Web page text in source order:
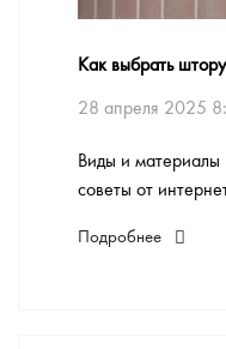
Как выбрать
28 апреля 2025
Виды и
советы от
Подробнее